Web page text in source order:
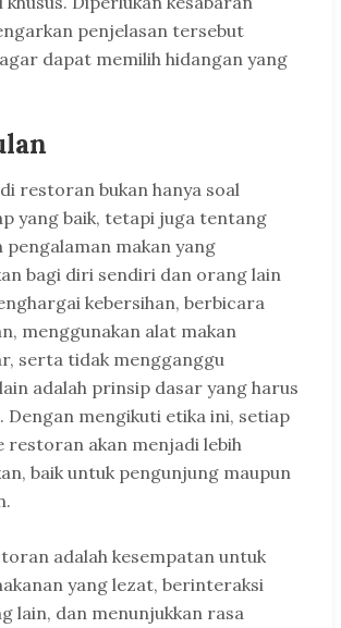
penjelasan tersebut
dapat memilih hidangan yang
restoran bukan hanya soal
yang baik, tetapi juga tentang
pengalaman makan yang
bagi diri sendiri dan orang lain
kebersihan, berbicara
menggunakan alat makan
serta tidak mengganggu
adalah prinsip dasar yang harus
Dengan mengikuti etika ini, setiap
restoran akan menjadi lebih
baik untuk pengunjung maupun
adalah kesempatan untuk
yang lezat, berinteraksi
lain, dan menunjukkan rasa